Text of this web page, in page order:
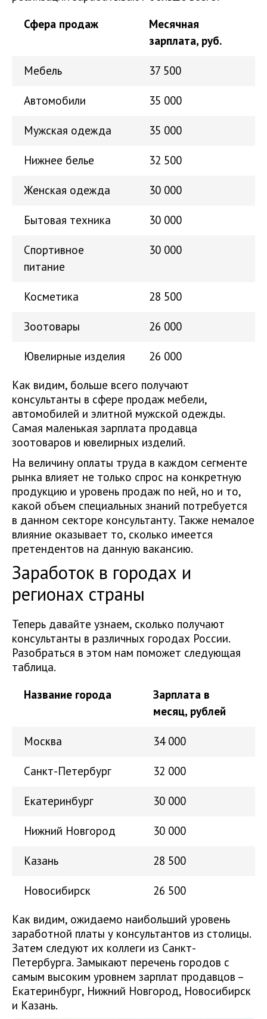
Сфера продаж
Месячная
зарплата, руб.
Мебель 37 500
Автомобили 35 000
Мужская одежда 35 000
Нижнее белье 32 500
Женская одежда 30 000
Бытовая техника 30 000
Спортивное
питание
30 000
Косметика 28 500
Зоотовары 26 000
Ювелирные изделия
26 000
Как видим, больше всего получают
консультанты в сфере продаж мебели,
автомобилей и элитной мужской одежды.
Самая маленькая зарплата продавца
зоотоваров и ювелирных изделий.
На величину оплаты труда в каждом сегменте
рынка влияет не только спрос на конкретную
продукцию и уровень продаж по ней, но и то,
какой объем специальных знаний потребуется
в данном секторе консультанту. Также немалое
влияние оказывает то, сколько имеется
претендентов на данную вакансию.
Заработок в городах и
регионах страны
Теперь давайте узнаем, сколько получают
консультанты в различных городах России.
Разобраться в этом нам поможет следующая
таблица.
Название города
Зарплата в
месяц, рублей
Москва 34 000
Санкт-Петербург 32 000
Екатеринбург 30 000
Нижний Новгород 30 000
Казань 28 500
Новосибирск
26 500
Как видим, ожидаемо наибольший уровень
заработной платы у консультантов из столицы.
Затем следуют их коллеги из Санкт-
Петербурга. Замыкают перечень городов с
самым высоким уровнем зарплат продавцов –
Екатеринбург, Нижний Новгород, Новосибирск
и Казань.